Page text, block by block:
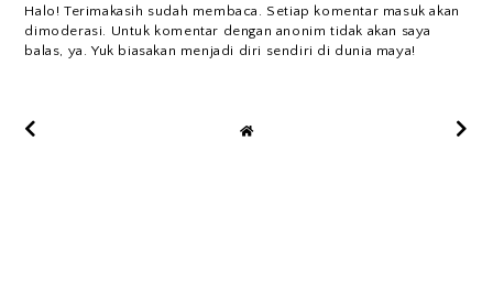
Halo! Terimakasih sudah membaca. Setiap komentar masuk akan
dimoderasi. Untuk komentar dengan anonim tidak akan saya
balas, ya. Yuk biasakan menjadi diri sendiri di dunia maya!